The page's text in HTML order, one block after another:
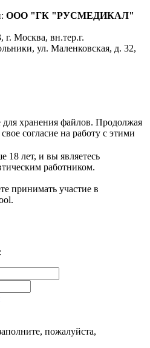
ООО "ГК "РУСМЕДИКАЛ"
, г. Москва, вн.тер.г.
ул. Маленковская, д. 32,
для хранения файлов. Продолжая
согласие на работу с этими
18 лет, и вы являетесь
работником.
принимать участие в
пожалуйста,